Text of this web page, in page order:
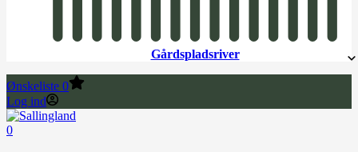
Gårdspladsriver
Ønskeliste 0
Log ind
0